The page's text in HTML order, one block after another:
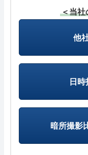
＜当社
他
日
暗所撮影